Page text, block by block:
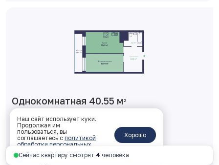
Однокомнатная 40.55 м2
2 корпус, 1 подъезд, 18 этаж, № 187
ключи: 2026 год
4 837 826 руб.
Сейчас квартиру смотрят 4 человека
Наш сайт использует куки.
Продолжая им
пользоваться, вы
соглашаетесь с политикой
обработки персональных
данных
Хорошо